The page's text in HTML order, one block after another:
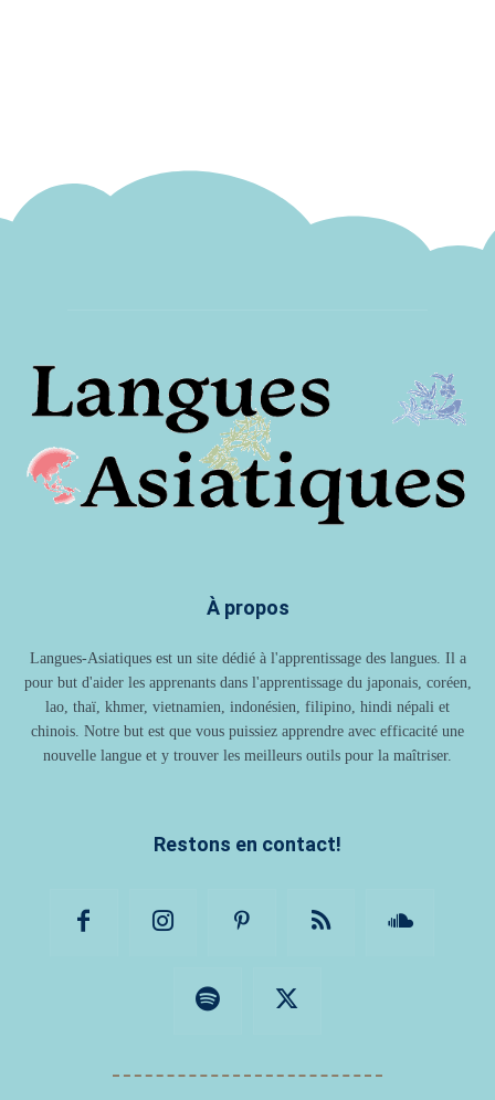
À propos
Langues-Asiatiques est un site dédié à l'apprentissage des langues. Il a
pour but d'aider les apprenants dans l'apprentissage du japonais, coréen,
lao, thaï, khmer, vietnamien, indonésien, filipino, hindi népali et
chinois. Notre but est que vous puissiez apprendre avec efficacité une
nouvelle langue et y trouver les meilleurs outils pour la maîtriser.
Restons en contact!